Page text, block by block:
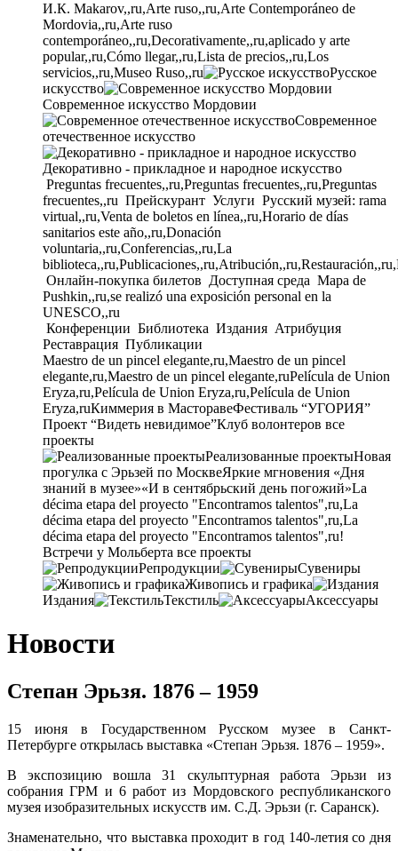
И.К. Makarov,,ru,Arte ruso,,ru,Arte Contemporáneo de
Mordovia,,ru,Arte ruso
contemporáneo,,ru,Decorativamente,,ru,aplicado y arte
popular,,ru,Cómo llegar,,ru,Lista de precios,,ru,Los
servicios,,ru,Museo Ruso,,ru
Русское
искусство
Современное искусство Мордовии
Современное
отечественное искусство
Декоративно - прикладное и народное искусство
Preguntas frecuentes,,ru,Preguntas frecuentes,,ru,Preguntas
frecuentes,,ru Прейскурант Услуги Русский музей: rama
virtual,,ru,Venta de boletos en línea,,ru,Horario de días
sanitarios este año,,ru,Donación
voluntaria,,ru,Conferencias,,ru,La
Онлайн-покупка билетов Доступная среда Mapa de
Pushkin,,ru,se realizó una exposición personal en la
UNESCO,,ru
Конференции Библиотека Издания Атрибуция
Реставрация Публикации
Maestro de un pincel elegante,ru,Maestro de un pincel
elegante,ru,Maestro de un pincel elegante,ruPelícula de Union
Eryza,ru,Película de Union Eryza,ru,Película de Union
Eryza,ruКиммерия в МасторавеФестиваль “УГОРИЯ”
Проект “Видеть невидимое”Клуб волонтеров все
проекты
Реализованные проектыНовая
прогулка с Эрьзей по МосквеЯркие мгновения «Дня
знаний в музее»«И в сентябрьский день погожий»La
décima etapa del proyecto "Encontramos talentos",ru,La
décima etapa del proyecto "Encontramos talentos",ru,La
décima etapa del proyecto "Encontramos talentos",ru!
Встречи у Мольберта все проекты
Репродукции
Сувениры
Живопись и графика
Издания
Текстиль Аксессуары
Новости
Степан Эрьзя. 1876 – 1959
15 июня в Государственном Русском музее в Санкт-
Петербурге открылась выставка «Степан Эрьзя. 1876 – 1959».
В экспозицию вошла 31 скульптурная работа Эрьзи из
собрания ГРМ и 6 работ из Мордовского республиканского
музея изобразительных искусств им. С.Д. Эрьзи (г. Саранск).
Знаменательно, что выставка проходит в год 140-летия со дня